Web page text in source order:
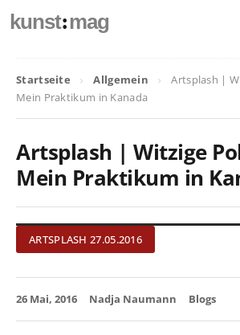
kunst:mag
Startseite Allgemein
Artsplash |
Mein Praktikum in Kanada
Artsplash | Witzige
Mein Praktikum in
ARTSPLASH 27.05.2016
26 Mai, 2016 Nadja Naumann Blogs